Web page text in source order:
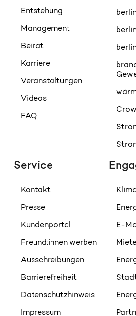
Entstehung
Management
Beirat
Karriere
Veranstaltungen
Videos
FAQ
Service
Kontakt
Presse
Kundenportal
Freund:innen werben
Ausschreibungen
Barrierefreiheit
Datenschutzhinweis
Impressum
E-